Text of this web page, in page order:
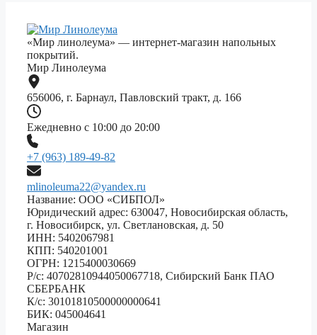
«Мир линолеума» — интернет-магазин напольных
покрытий.
Мир Линолеума
656006, г. Барнаул, Павловский тракт, д. 166
Ежедневно с 10:00 до 20:00
+7 (963) 189-49-82
mlinoleuma22@yandex.ru
Название: ООО «СИБПОЛ»
Юридический адрес: 630047, Новосибирская область,
г. Новосибирск, ул. Светлановская, д. 50
ИНН: 5402067981
КПП: 540201001
ОГРН: 1215400030669
Р/с: 40702810944050067718, Сибирский Банк ПАО
СБЕРБАНК
К/с: 30101810500000000641
БИК: 045004641
Магазин